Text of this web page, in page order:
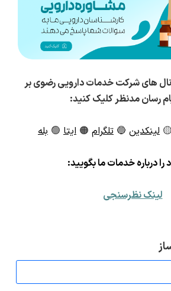
های شرکت خدمات دارویی رضوی بر
رسان مدنظر کلیک کنید:
🟡 لینکدین 🔵 تلگرام 🟠 ایتا 🟢 بله
درباره خدمات ما بگویید:
لینک نظرسنجی